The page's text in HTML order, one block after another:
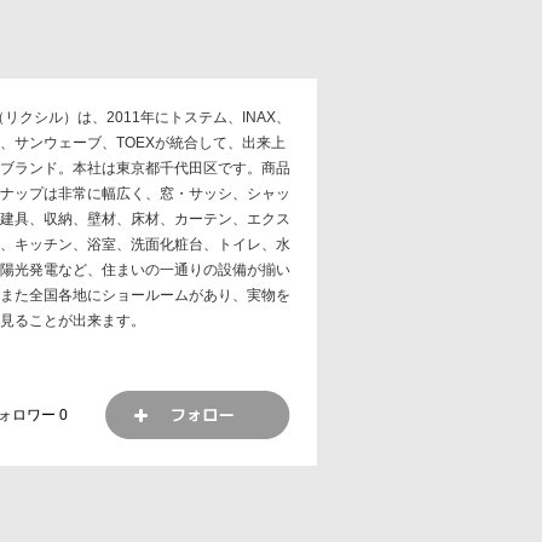
リクシル）は、2011年にトステム、INAX、
サンウェーブ、TOEXが統合して、出来上
ランド。本社は東京都千代田区です。商品
ップは非常に幅広く、窓・サッシ、シャッ
具、収納、壁材、床材、カーテン、エクス
キッチン、浴室、洗面化粧台、トイレ、水
光発電など、住まいの一通りの設備が揃い
た全国各地にショールームがあり、実物を
ることが出来ます。
ロワー 0